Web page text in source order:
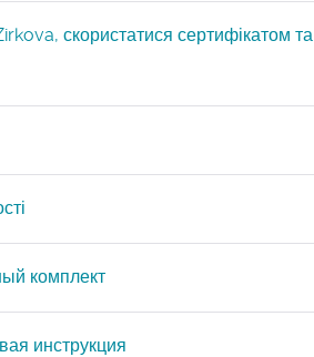
скористатися сертифікатом та
комплект
инструкция